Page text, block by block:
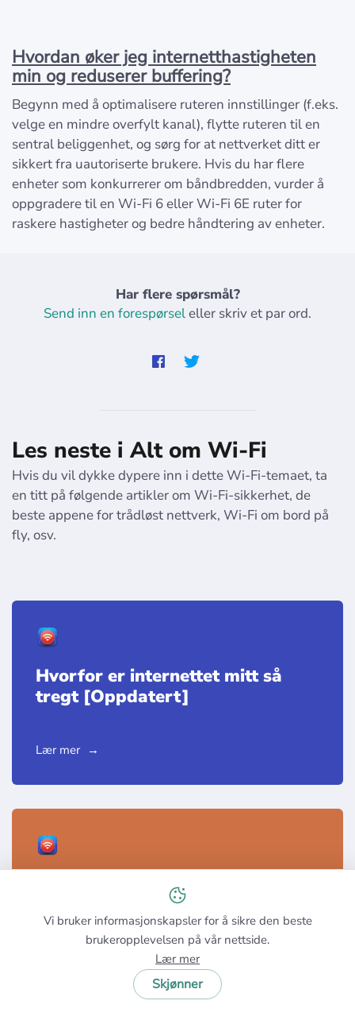
Hvordan øker jeg internetthastigheten
min og reduserer buffering?
Begynn med å optimalisere ruteren innstillinger (f.eks.
velge en mindre overfylt kanal), flytte ruteren til en
sentral beliggenhet, og sørg for at nettverket ditt er
sikkert fra uautoriserte brukere. Hvis du har flere
enheter som konkurrerer om båndbredden, vurder å
oppgradere til en Wi-Fi 6 eller Wi-Fi 6E ruter for
raskere hastigheter og bedre håndtering av enheter.
Har flere spørsmål?
Send inn en forespørseleller skriv et par ord.
Les neste i Alt om Wi-Fi
Hvis du vil dykke dypere inn i dette Wi-Fi-temaet, ta
en titt på følgende artikler om Wi-Fi-sikkerhet, de
beste appene for trådløst nettverk, Wi-Fi om bord på
fly, osv.
Hvorfor er internettet mitt så
tregt [Oppdatert]
Lær mer
WiFi-en min kobler fra hele tiden
— tips for å fikse det
Vi bruker informasjonskapsler for å sikre den beste
brukeropplevelsen på vår nettside.
Lær mer
Skjønner